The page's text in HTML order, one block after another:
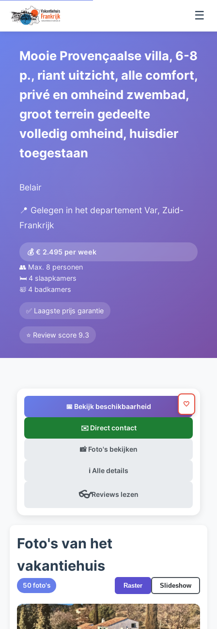
☰
Mooie Provençaalse villa, 6-8
p., riant uitzicht, alle comfort,
privé en omheind zwembad,
groot terrein gedeelte
volledig omheind, huisdier
toegestaan
Belair
📍 Gelegen in het departement Var, Zuid-
Frankrijk
💰 € 2.495 per week
👥 Max. 8 personen
🛏️ 4 slaapkamers
🛀 4 badkamers
✅ Laagste prijs garantie
⭐ Review score 9.3
📅 Bekijk beschikbaarheid
✉️ Direct contact
📸 Foto's bekijken
ℹ️ Alle details
🤍
👓Reviews lezen
Foto's van het
vakantiehuis
50 foto's Raster Slideshow